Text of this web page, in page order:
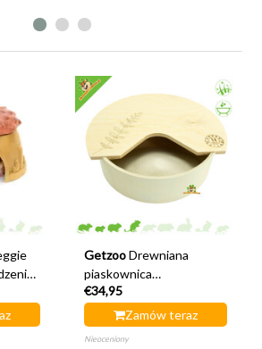
Getzoo Drewniana
piaskownica
Hamsterscaping Sheet
25 cm
€34,95
Zamów teraz
Nieoceniony